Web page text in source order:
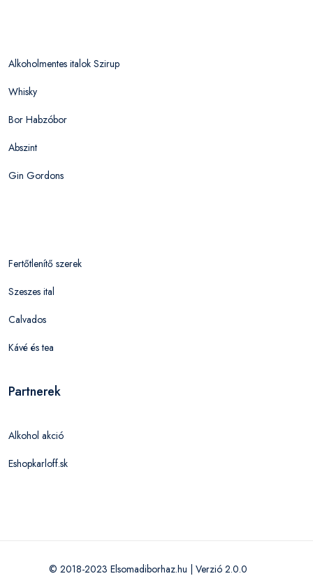
Alkoholmentes italok Szirup
Whisky
Bor Habzóbor
Abszint
Gin Gordons
Fertőtlenítő szerek
Szeszes ital
Calvados
Kávé és tea
Partnerek
Alkohol akció
Eshopkarloff.sk
© 2018-2023 Elsomadiborhaz.hu | Verzió 2.0.0